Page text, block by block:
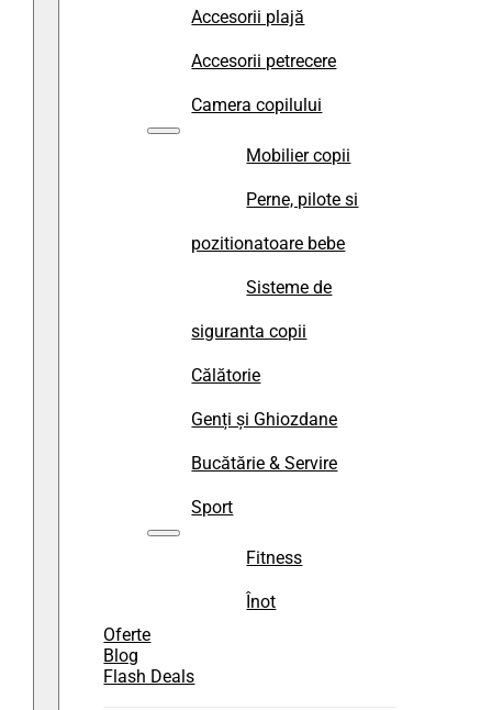
Accesorii plajă
Accesorii petrecere
Camera copilului
Mobilier copii
Perne, pilote si
pozitionatoare bebe
Sisteme de
siguranta copii
Călătorie
Genți și Ghiozdane
Bucătărie & Servire
Sport
Fitness
Înot
Oferte
Blog
Flash Deals